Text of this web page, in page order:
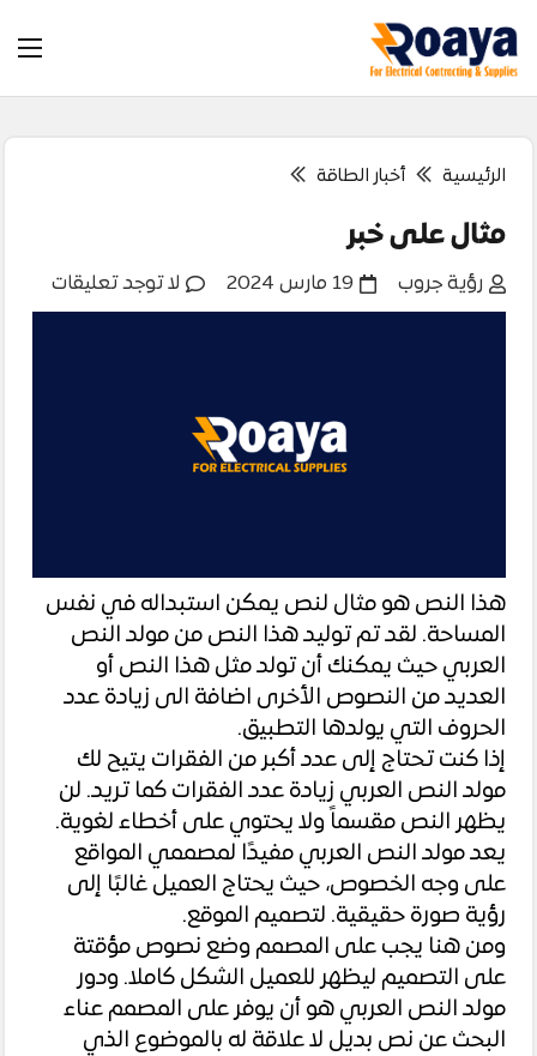
الرئيسية أخبار الطاقة
مثال على خبر
رؤية جروب 19 مارس 2024 لا توجد تعليقات
هذا النص هو مثال لنص يمكن استبداله في نفس
المساحة. لقد تم توليد هذا النص من مولد النص
العربي حيث يمكنك أن تولد مثل هذا النص أو
العديد من النصوص الأخرى اضافة الى زيادة عدد
الحروف التي يولدها التطبيق.
إذا كنت تحتاج إلى عدد أكبر من الفقرات يتيح لك
مولد النص العربي زيادة عدد الفقرات كما تريد. لن
يظهر النص مقسماً ولا يحتوي على أخطاء لغوية.
يعد مولد النص العربي مفيدًا لمصممي المواقع
على وجه الخصوص، حيث يحتاج العميل غالبًا إلى
رؤية صورة حقيقية. لتصميم الموقع.
ومن هنا يجب على المصمم وضع نصوص مؤقتة
على التصميم ليظهر للعميل الشكل كاملا. ودور
مولد النص العربي هو أن يوفر على المصمم عناء
البحث عن نص بديل لا علاقة له بالموضوع الذي